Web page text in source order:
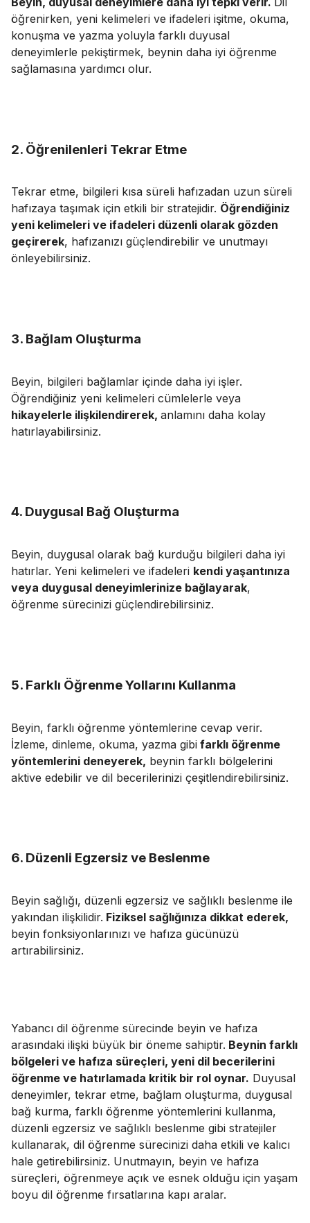
öğrenirken, yeni kelimeleri ve ifadeleri işitme, okuma,
konuşma ve yazma yoluyla farklı duyusal
deneyimlerle pekiştirmek, beynin daha iyi öğrenme
sağlamasına yardımcı olur.
2. Öğrenilenleri Tekrar Etme
Tekrar etme, bilgileri kısa süreli hafızadan uzun süreli
hafızaya taşımak için etkili bir stratejidir. Öğrendiğiniz
yeni kelimeleri ve ifadeleri düzenli olarak gözden
geçirerek, hafızanızı güçlendirebilir ve unutmayı
önleyebilirsiniz.
3. Bağlam Oluşturma
Beyin, bilgileri bağlamlar içinde daha iyi işler.
Öğrendiğiniz yeni kelimeleri cümlelerle veya
hikayelerle ilişkilendirerek, anlamını daha kolay
hatırlayabilirsiniz.
4. Duygusal Bağ Oluşturma
Beyin, duygusal olarak bağ kurduğu bilgileri daha iyi
hatırlar. Yeni kelimeleri ve ifadeleri kendi yaşantınıza
veya duygusal deneyimlerinize bağlayarak,
öğrenme sürecinizi güçlendirebilirsiniz.
5. Farklı Öğrenme Yollarını Kullanma
Beyin, farklı öğrenme yöntemlerine cevap verir.
İzleme, dinleme, okuma, yazma gibi farklı öğrenme
yöntemlerini deneyerek, beynin farklı bölgelerini
aktive edebilir ve dil becerilerinizi çeşitlendirebilirsiniz.
6. Düzenli Egzersiz ve Beslenme
Beyin sağlığı, düzenli egzersiz ve sağlıklı beslenme ile
yakından ilişkilidir. Fiziksel sağlığınıza dikkat ederek,
beyin fonksiyonlarınızı ve hafıza gücünüzü
artırabilirsiniz.
Yabancı dil öğrenme sürecinde beyin ve hafıza
arasındaki ilişki büyük bir öneme sahiptir. Beynin farklı
bölgeleri ve hafıza süreçleri, yeni dil becerilerini
öğrenme ve hatırlamada kritik bir rol oynar. Duyusal
deneyimler, tekrar etme, bağlam oluşturma, duygusal
bağ kurma, farklı öğrenme yöntemlerini kullanma,
düzenli egzersiz ve sağlıklı beslenme gibi stratejiler
kullanarak, dil öğrenme sürecinizi daha etkili ve kalıcı
hale getirebilirsiniz. Unutmayın, beyin ve hafıza
süreçleri, öğrenmeye açık ve esnek olduğu için yaşam
boyu dil öğrenme fırsatlarına kapı aralar.